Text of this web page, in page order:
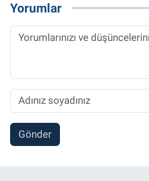
Yorumlar
Gönder